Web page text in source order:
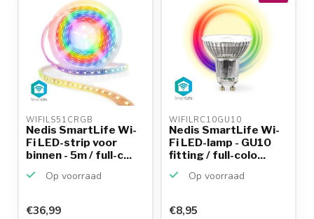
WIFILS51CRGB
Nedis SmartLife Wi-
Fi LED-strip voor
binnen - 5m / full-c...
Op voorraad
€36,99
WIFILRC10GU10
Nedis SmartLife Wi-
Fi LED-lamp - GU10
fitting / full-colo...
Op voorraad
€8,95